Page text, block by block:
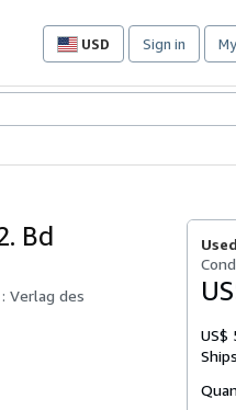
USD
Site
preferences
Sign in
Bd
Verlag des
Used
US$